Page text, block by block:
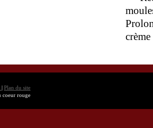
| Plan du site
coeur rouge